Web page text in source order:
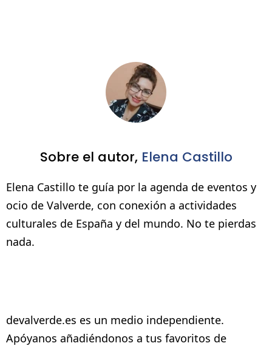
Sobre el autor, Elena Castillo
Elena Castillo te guía por la agenda de eventos y
ocio de Valverde, con conexión a actividades
culturales de España y del mundo. No te pierdas
nada.
devalverde.es es un medio independiente.
Apóyanos añadiéndonos a tus favoritos de